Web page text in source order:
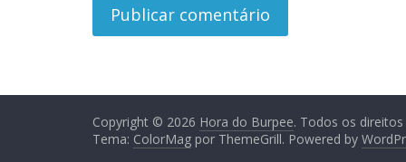
Copyright © 2026 Hora do Burpee. Todos os
Tema: ColorMag por ThemeGrill. Powered by